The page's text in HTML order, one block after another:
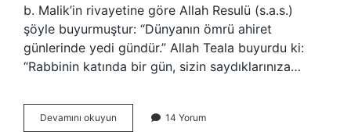
b. Malik’in rivayetine göre Allah Resulü (s.a.s.)
şöyle buyurmuştur: “Dünyanın ömrü ahiret
günlerinde yedi gündür.” Allah Teala buyurdu ki:
“Rabbinin katında bir gün, sizin saydıklarınıza…
Devamını okuyun Kıyamet
14 Yorum